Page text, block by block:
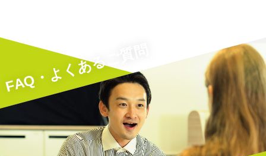
FAQ・よくあるご質問